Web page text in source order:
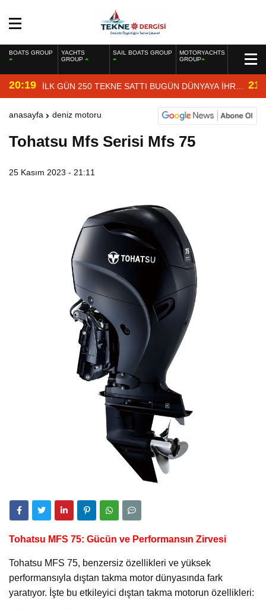
BOATS GROUP
YACHTS
GROUP
SAIL BOATS GROUP
MOTORYACHTS
GROUP
20:19 İLK GÜN 250 TEKNE SATTI BUGÜN DÜNYAYA İHRAÇ
EDİYOR
anasayfa deniz motoru
Tohatsu Mfs Serisi Mfs 75
25 Kasım 2023 - 21:11
Tohatsu MFS 75: Gücün ve Performansın Zirvesi
Tohatsu MFS 75, benzersiz özellikleri ve yüksek
performansıyla dıştan takma motor dünyasında fark
yaratıyor. İşte bu etkileyici dıştan takma motorun özellikleri: